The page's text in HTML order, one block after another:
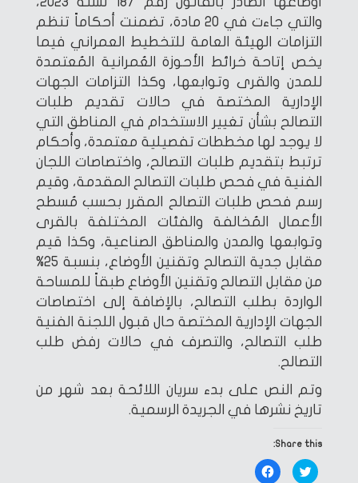
والتي جاءت في 20 مادة، تضمنت أحكاماً تنظم
التزامات الهيئة العامة للتخطيط العمراني فيما
يخص إتاحة خرائط الأحوزة العُمرانية المُعتمدة
للمدن والقرى وتوابعها، وكذا التزامات الجهات
الإدارية المختصة في حالات تقديم طلبات
التصالح بشأن تغيير الاستخدام في المناطق التي
لا يوجد لها مخططات تفصيلية معتمدة، وأحكام
ترتبط بتقديم طلبات التصالح، واختصاصات اللجان
الفنية في فحص طلبات التصالح المقدمة، وقيم
رسم فحص طلبات التصالح المقرر بحسب مُسطح
الأعمال المُخالفة والفئات المختلفة بالقرى
وتوابعها والمدن والمناطق الصناعية، وكذا قيم
مقابل جدية التصالح وتقنين الأوضاع، بنسبة 25%
من مقابل التصالح وتقنين الأوضاع طبقاً للمساحة
الواردة بطلب التصالح، بالإضافة إلى اختصاصات
الجهات الإدارية المختصة حال قبول اللجنة الفنية
طلب التصالح، والتصرف في حالات رفض طلب
التصالح.
وتم النص على بدء سريان اللائحة بعد شهر من
تاريخ نشرها في الجريدة الرسمية.
Share this:
Click
to
Click
to